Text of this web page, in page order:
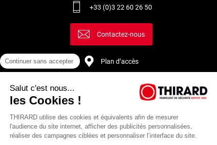
+33 (0)3 22 60 26 50
Contactez-nous
Plan d’accès
Continuer sans accepter
Salut c'est nous...
les Cookies !
THIRARD utilise des cookies et équivalents afin de mesurer
l'audience du site internet, afficher des publicités personnalisées,
réaliser des campagnes ciblées et personnaliser l’interface du site.